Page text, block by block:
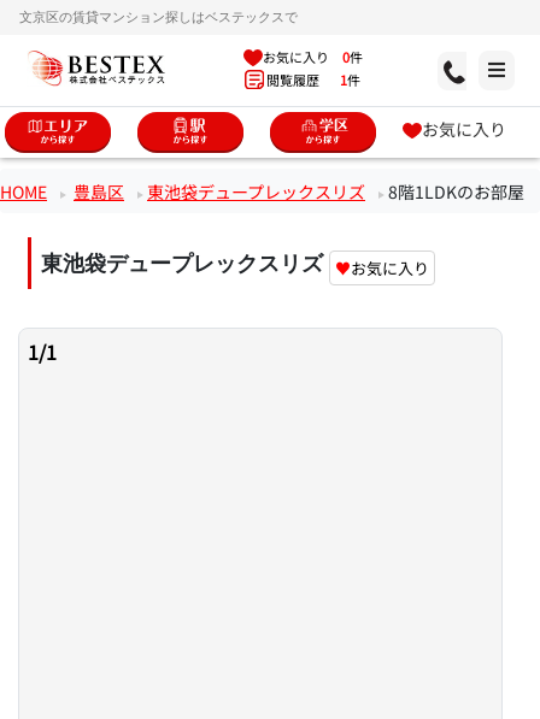
文京区の賃貸マンション探しはベステックスで
お気に入り 0件
閲覧履歴 1件
お気に入り
HOME 豊島区 東池袋デュープレックスリズ 8階1LDKのお部屋
東池袋デュープレックスリズ ♥お気に入り
1/1